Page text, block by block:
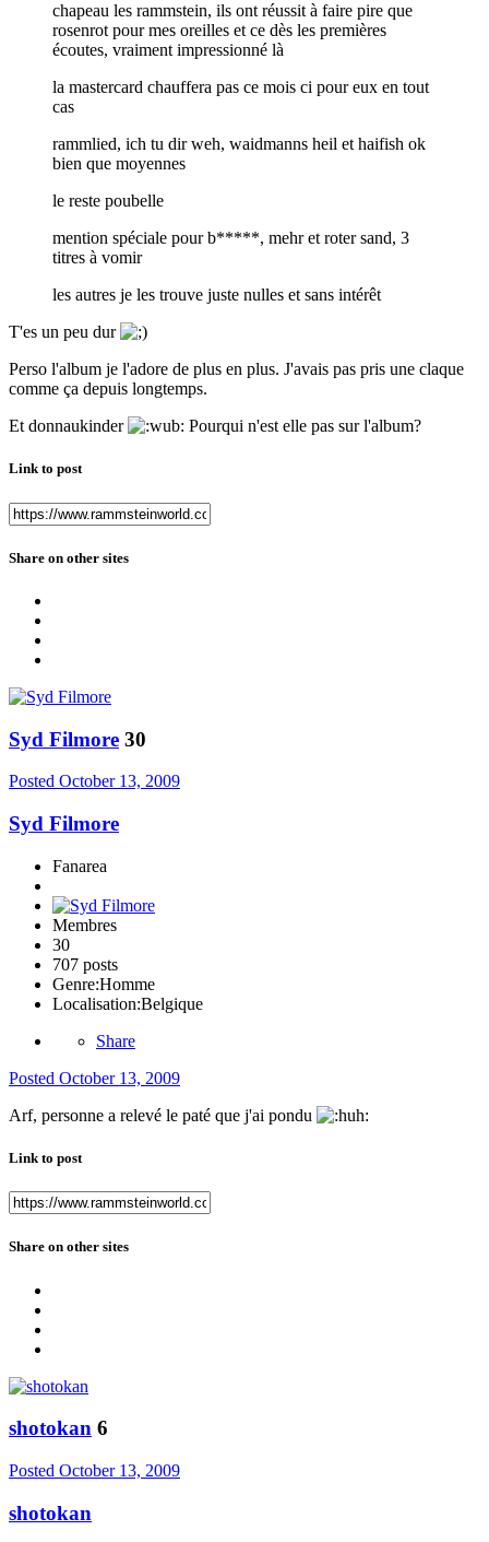
chapeau les rammstein, ils ont réussit à faire pire que
rosenrot pour mes oreilles et ce dès les premières
écoutes, vraiment impressionné là
la mastercard chauffera pas ce mois ci pour eux en tout
cas
rammlied, ich tu dir weh, waidmanns heil et haifish ok
bien que moyennes
le reste poubelle
mention spéciale pour b*****, mehr et roter sand, 3
titres à vomir
les autres je les trouve juste nulles et sans intérêt
T'es un peu dur
Perso l'album je l'adore de plus en plus. J'avais pas pris une claque
comme ça depuis longtemps.
Et donnaukinder
Pourqui n'est elle pas sur l'album?
Link to post
Share on other sites
Syd Filmore 30
Posted October 13, 2009
Syd Filmore
Fanarea
Membres
30
707 posts
Genre:Homme
Localisation:Belgique
Share
Posted October 13, 2009
Arf, personne a relevé le paté que j'ai pondu
Link to post
Share on other sites
shotokan 6
Posted October 13, 2009
shotokan